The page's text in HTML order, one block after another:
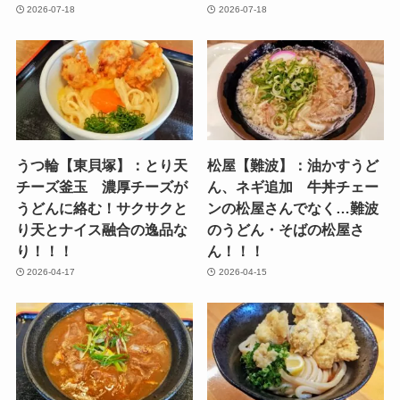
2026-07-18 2026-07-18
うつ輪【東貝塚】：とり天
チーズ釜玉 濃厚チーズが
うどんに絡む！サクサクと
り天とナイス融合の逸品な
り！！！
2026-04-17
松屋【難波】：油かすうど
ん、ネギ追加 牛丼チェー
ンの松屋さんでなく…難波
のうどん・そばの松屋さ
ん！！！
2026-04-15